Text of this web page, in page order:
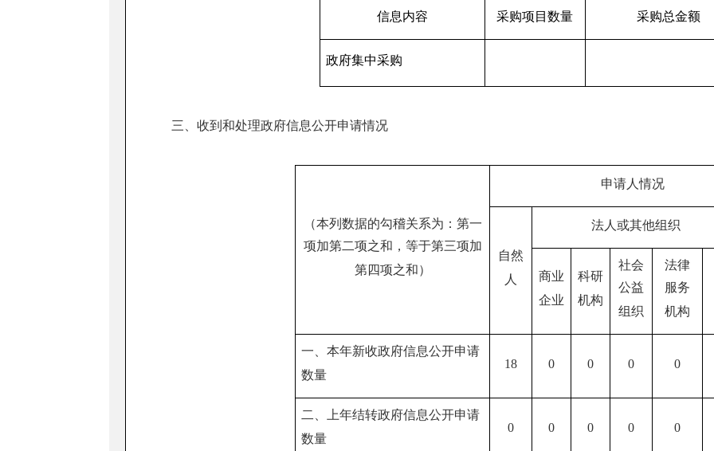
信息内容 采购项目数量 采购总金额
政府集中采购
三、收到和处理政府信息公开申请情况
（本列数据的勾稽关系为：第一
项加第二项之和，等于第三项加
第四项之和）
申请人情况
自然
人
法人或其他组织
商业
企业
科研
机构
社会
公益
组织
法律
服务
机构
一、本年新收政府信息公开申请
数量
18 0 0 0 0
二、上年结转政府信息公开申请
数量
0 0 0 0 0